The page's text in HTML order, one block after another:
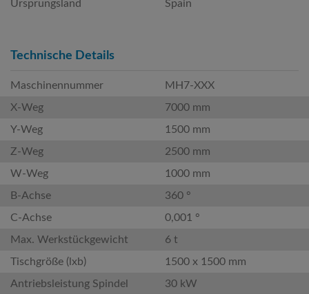
Ursprungsland
Spain
Technische Details
Maschinennummer
MH7-XXX
X-Weg
7000 mm
Y-Weg
1500 mm
Z-Weg
2500 mm
W-Weg
1000 mm
B-Achse
360 °
C-Achse
0,001 °
Max. Werkstückgewicht
6 t
Tischgröße (lxb)
1500 x 1500 mm
Antriebsleistung Spindel
30 kW